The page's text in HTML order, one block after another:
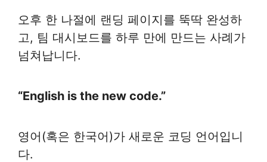
오후 한 나절에 랜딩 페이지를 뚝딱 완성하
고, 팀 대시보드를 하루 만에 만드는 사례가
넘쳐납니다.
“English is the new code.”
영어(혹은 한국어)가 새로운 코딩 언어입니
다.